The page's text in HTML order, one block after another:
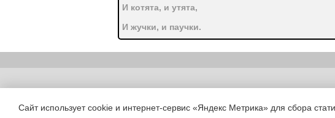
И котята, и утята,
И жучки, и паучки.
И чулки и башмаки.
Copyright (c) |Вестник
Сайт использует cookie и интернет-сервис «Яндекс Метрика» для сбора